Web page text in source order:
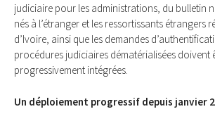
judiciaire pour les administrations, du bulletin
nés à l’étranger et les ressortissants étrangers
d’Ivoire, ainsi que les demandes
procédures judiciaires dématérialisées doivent
progressivement intégrées.
Un déploiement progressif depuis janvier